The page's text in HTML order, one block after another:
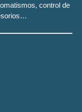
control de